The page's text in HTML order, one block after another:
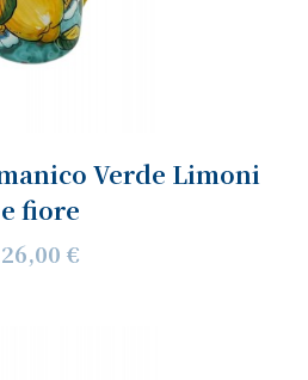
Verde Limoni
e fiore
26,00 €